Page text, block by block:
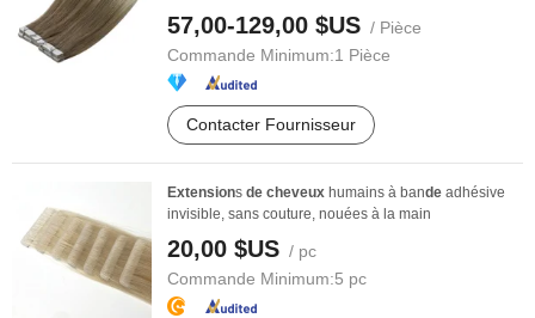
57,00-129,00 $US / Pièce
Commande Minimum:1 Pièce
Contacter Fournisseur
Extensions de cheveux humains à bande adhésive
invisible, sans couture, nouées à la main
20,00 $US / pc
Commande Minimum:5 pc